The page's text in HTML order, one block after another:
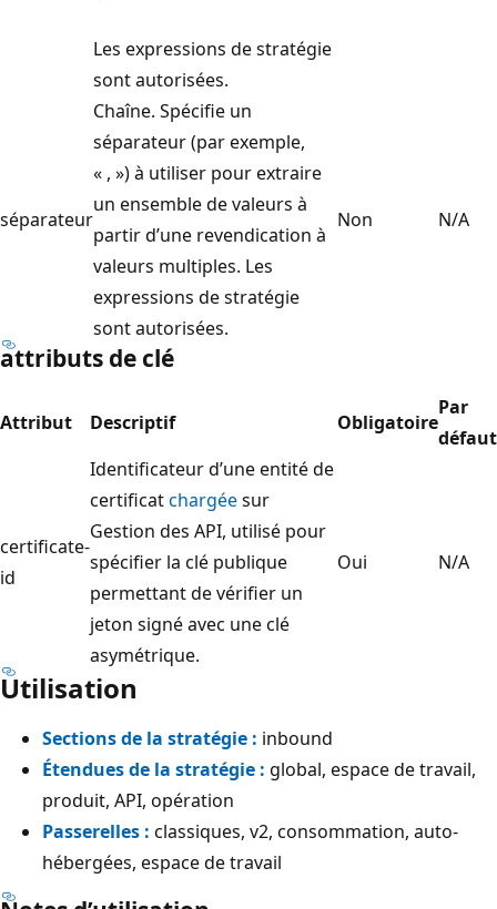
Les expressions de stratégie
sont autorisées.
séparateur
Chaîne. Spécifie un
séparateur (par exemple,
« , ») à utiliser pour extraire
un ensemble de valeurs à
partir d’une revendication à
valeurs multiples. Les
expressions de stratégie
sont autorisées.
Non N/A
attributs de clé
Attribut Descriptif Obligatoire
Par
défaut
certificate-
id
Identificateur d’une entité de
certificatchargéesur
Gestion des API, utilisé pour
spécifier la clé publique
permettant de vérifier un
jeton signé avec une clé
asymétrique.
Oui N/A
Utilisation
Sections de la stratégie : inbound
Étendues de la stratégie : global, espace de travail,
produit, API, opération
Passerelles : classiques, v2, consommation, auto-
hébergées, espace de travail